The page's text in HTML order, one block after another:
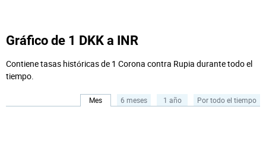
Gráfico de 1 DKK a INR
Contiene tasas históricas de 1 Corona contra Rupia durante todo el
tiempo.
Mes 6 meses 1 año Por todo el tiempo